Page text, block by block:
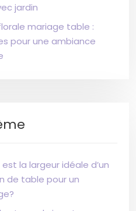
jardin
mariage table :
pour une ambiance
est la largeur idéale d’un
de table pour un